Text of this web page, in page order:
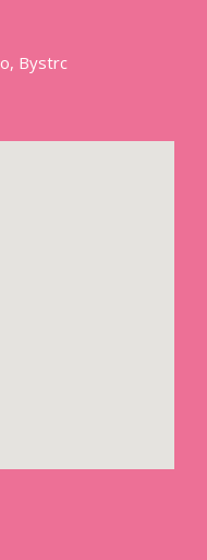
Bystrc